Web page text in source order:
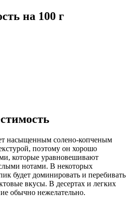
на 100 г
насыщенным солено-копченым
поэтому он хорошо
которые уравновешивают
нотами. В некоторых
будет доминировать и перебивать
вкусы. В десертах и легких
обычно нежелательно.